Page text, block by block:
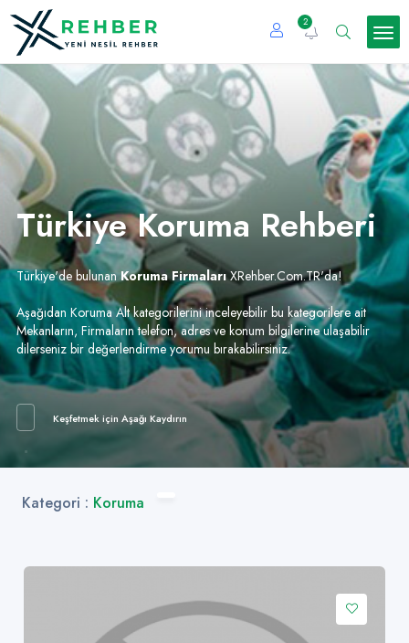
2
Türkiye Koruma Rehberi
Türkiye'de bulunanKoruma FirmalarıXRehber.Com.TR'da!
Aşağıdan Koruma Alt kategorilerini inceleyebilir bu kategorilere ait
Mekanların, Firmaların telefon, adres ve konum bilgilerine ulaşabilir
dilerseniz bir değerlendirme yorumu bırakabilirsiniz.
Keşfetmek için Aşağı Kaydırın
Kategori : Koruma